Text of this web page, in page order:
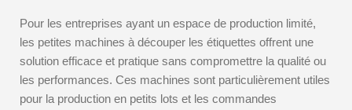
Pour les entreprises ayant un espace de production limité,
les petites machines à découper les étiquettes offrent une
solution efficace et pratique sans compromettre la qualité ou
les performances. Ces machines sont particulièrement utiles
pour la production en petits lots et les commandes